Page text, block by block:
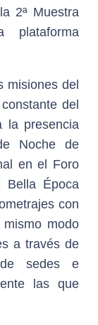
2ª Muestra
misiones del
del
la presencia
Noche de
en el Foro
Bella Época
con
modo
a través de
sedes e
las que